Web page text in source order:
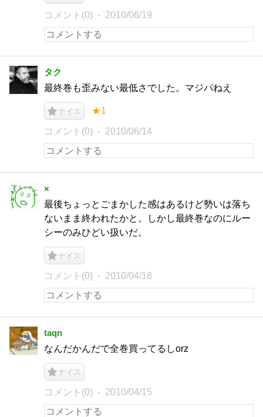
コメント(0) 2010/06/19
タク
最終巻も歪みない最低さでした。マジパねえ
ナイス ★1
コメント(0) 2010/06/14
×
最後ちょっとごまかした感はあるけど勢いは落ち
ないまま終われたかと。しかし最終巻なのにルー
シーのみひどい扱いだ。
ナイス
コメント(0) 2010/04/18
taqn
なんだかんだで全巻買ってるしorz
ナイス
コメント(0) 2010/04/15